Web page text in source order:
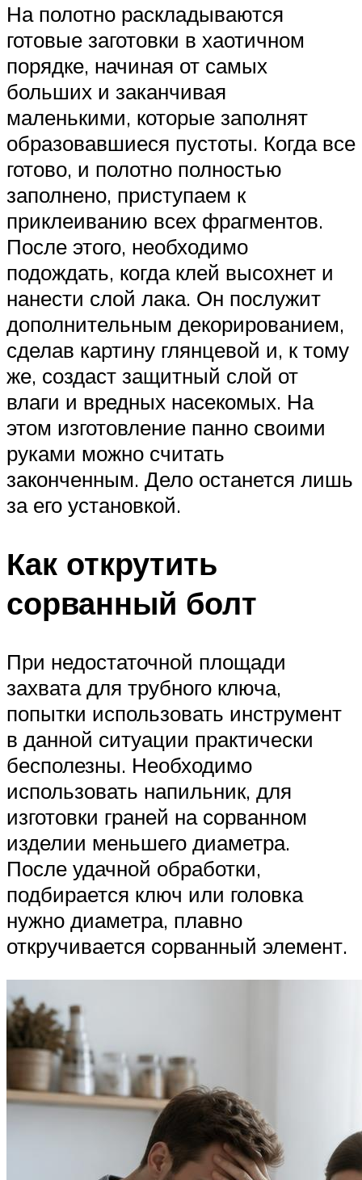
На полотно раскладываются
готовые заготовки в хаотичном
порядке, начиная от самых
больших и заканчивая
маленькими, которые заполнят
образовавшиеся пустоты. Когда все
готово, и полотно полностью
заполнено, приступаем к
приклеиванию всех фрагментов.
После этого, необходимо
подождать, когда клей высохнет и
нанести слой лака. Он послужит
дополнительным декорированием,
сделав картину глянцевой и, к тому
же, создаст защитный слой от
влаги и вредных насекомых. На
этом изготовление панно своими
руками можно считать
законченным. Дело останется лишь
за его установкой.
Как открутить
сорванный болт
При недостаточной площади
захвата для трубного ключа,
попытки использовать инструмент
в данной ситуации практически
бесполезны. Необходимо
использовать напильник, для
изготовки граней на сорванном
изделии меньшего диаметра.
После удачной обработки,
подбирается ключ или головка
нужно диаметра, плавно
откручивается сорванный элемент.